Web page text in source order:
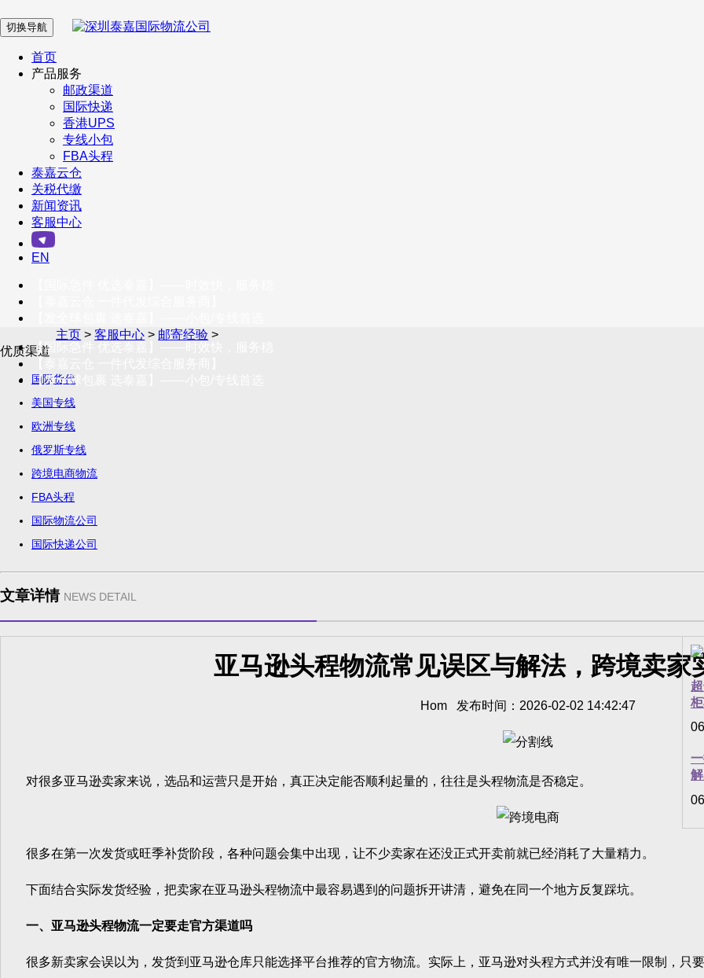
在 线 客 服
企业微信
订阅号
客户服务热线
400-098-5699
联系我们
切换导航
首页
产品服务
邮政渠道
国际快递
香港UPS
专线小包
FBA头程
泰嘉云仓
关税代缴
新闻资讯
客服中心
EN
【国际急件 优选泰嘉】——时效快，服务稳
【发全球包裹 选泰嘉】——小包/专线首选
主页 >客服中心 > 邮寄经验 >
优质渠道
国际货代
美国专线
欧洲专线
俄罗斯专线
跨境电商物流
FBA头程
国际物流公司
国际快递公司
文章详情 NEWS DETAIL
亚马逊头程物流常见误区与解法，跨境卖家
Hom 发布时间：2026-02-02 14:42:47
对很多亚马逊卖家来说，选品和运营只是开始，真正决定能否顺利起量的，往往是头程物流是否稳定。
很多在第一次发货或旺季补货阶段，各种问题会集中出现，让不少卖家在还没正式开卖前就已经消耗了大量精力。
下面结合实际发货经验，把卖家在亚马逊头程物流中最容易遇到的问题拆开讲清，避免在同一个地方反复踩坑。
一、亚马逊头程物流一定要走官方渠道吗
很多新卖家会误以为，发货到亚马逊仓库只能选择平台推荐的官方物流。实际上，亚马逊对头程方式并没有唯一限制，只